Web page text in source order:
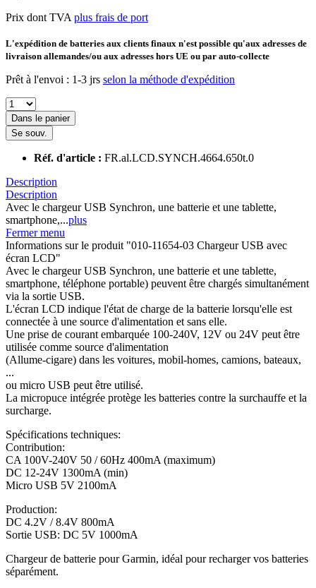
Prix dont TVA plus frais de port
L'expédition de batteries aux clients finaux n'est possible qu'aux adresses de
livraison allemandes/ou aux adresses hors UE ou par auto-collecte
Prêt à l'envoi : 1-3 jrs selon la méthode d'expédition
Dans le panier
Se souv.
Réf. d'article : FR.al.LCD.SYNCH.4664.650t.0
Description
Description
Avec le chargeur USB Synchron, une batterie et une tablette,
smartphone,...plus
Fermer menu
Informations sur le produit "010-11654-03 Chargeur USB avec
écran LCD"
Avec le chargeur USB Synchron, une batterie et une tablette,
smartphone, téléphone portable) peuvent être chargés simultanément
via la sortie USB.
L'écran LCD indique l'état de charge de la batterie lorsqu'elle est
connectée à une source d'alimentation et sans elle.
Une prise de courant embarquée 100-240V, 12V ou 24V peut être
utilisée comme source d'alimentation
(Allume-cigare) dans les voitures, mobil-homes, camions, bateaux,
...
ou micro USB peut être utilisé.
La micropuce intégrée protège les batteries contre la surchauffe et la
surcharge.
Spécifications techniques:
Contribution:
CA 100V-240V 50 / 60Hz 400mA (maximum)
DC 12-24V 1300mA (min)
Micro USB 5V 2100mA
Production:
DC 4.2V / 8.4V 800mA
Sortie USB: DC 5V 1000mA
Chargeur de batterie pour Garmin, idéal pour recharger vos batteries
séparément.